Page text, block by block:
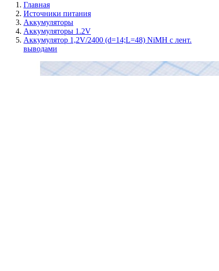
Главная
Источники питания
Аккумуляторы
Аккумуляторы 1.2V
Аккумулятор 1,2V/2400 (d=14;L=48) NiMH с лент.
выводами